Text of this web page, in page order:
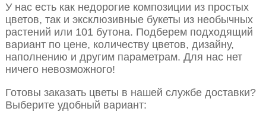
У нас есть как недорогие композиции из простых
цветов, так и эксклюзивные букеты из необычных
растений или 101 бутона. Подберем подходящий
вариант по цене, количеству цветов, дизайну,
наполнению и другим параметрам. Для нас нет
ничего невозможного!
Готовы заказать цветы в нашей службе доставки?
Выберите удобный вариант: